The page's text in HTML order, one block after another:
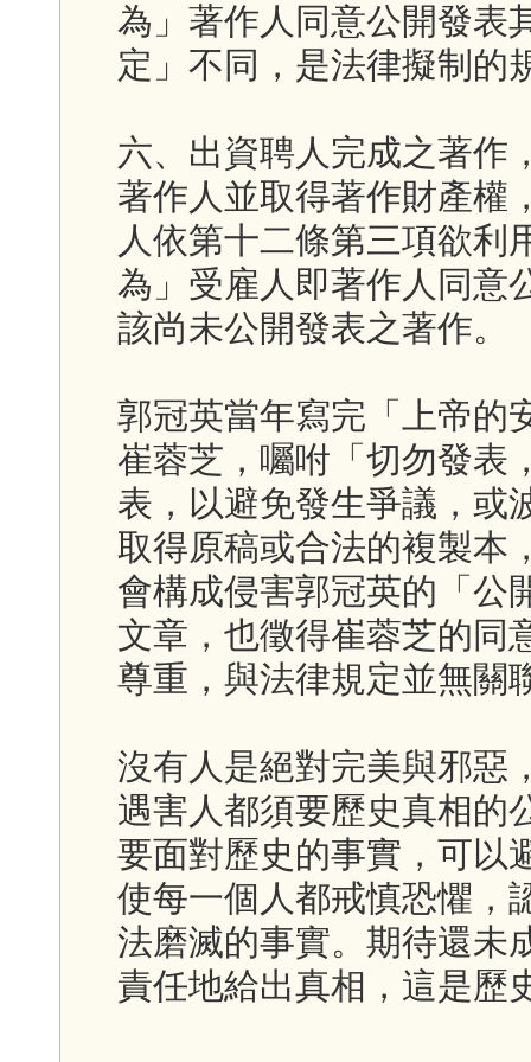
為」著作人同意公開發表
定」不同，是法律擬制的
六、出資聘人完成之著作
著作人並取得著作財產權
人依第十二條第三項欲利
為」受雇人即著作人同意
該尚未公開發表之著作。
郭冠英當年寫完「上帝的
崔蓉芝，囑咐「切勿發表
表，以避免發生爭議，或
取得原稿或合法的複製本
會構成侵害郭冠英的「公
文章，也徵得崔蓉芝的同
尊重，與法律規定並無關
沒有人是絕對完美與邪惡
遇害人都須要歷史真相的
要面對歷史的事實，可以
使每一個人都戒慎恐懼，
法磨滅的事實。期待還未
責任地給出真相，這是歷